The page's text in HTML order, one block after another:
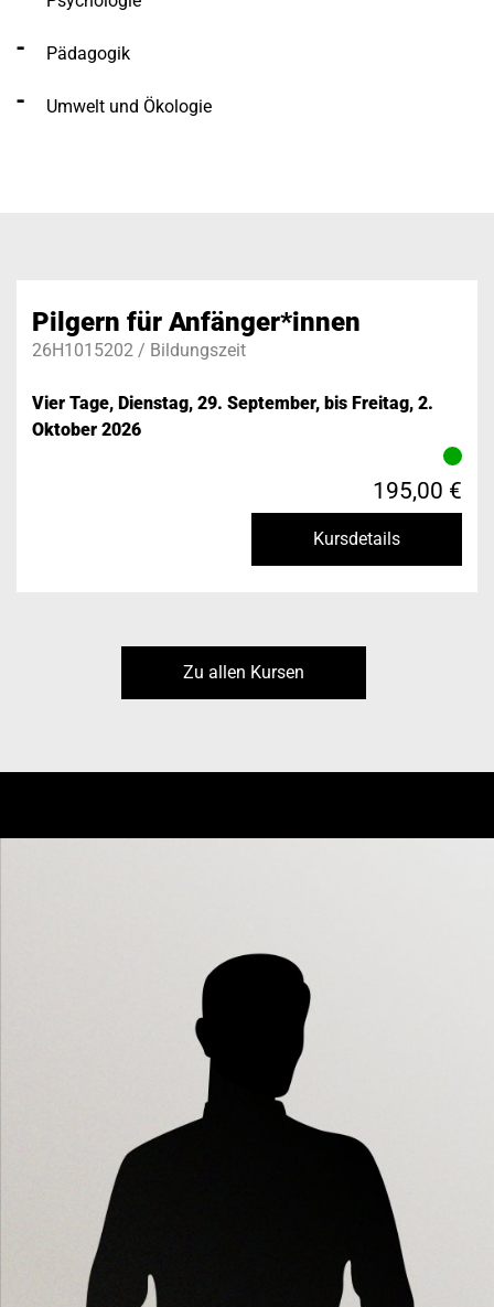
Pädagogik
Umwelt und Ökologie
Pilgern für Anfänger*innen
26H1015202 / Bildungszeit
Vier Tage, Dienstag, 29. September, bis Freitag, 2.
Oktober 2026
195,00 €
Kursdetails
Zu allen Kursen